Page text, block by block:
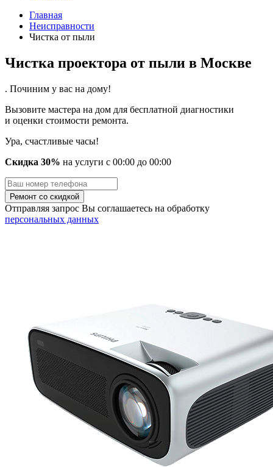
Главная
Неисправности
Чистка от пыли
Чистка проектора от пыли в Москве
. Починим у вас на дому!
Вызовите мастера на дом для бесплатной диагностики
и оценки стоимости ремонта.
Ура, счастливые часы!
Скидка 30% на услуги с 00:00 до 00:00
Отправляя запрос Вы соглашаетесь на обработку
персональных данных